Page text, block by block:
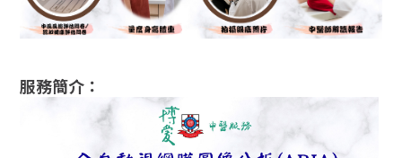
服務簡介：